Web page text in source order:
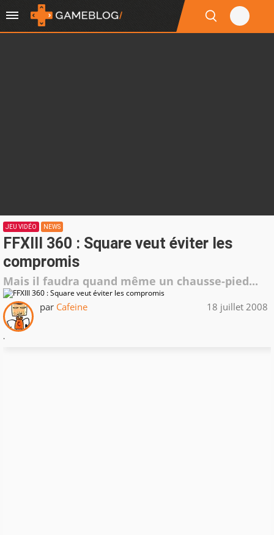
JEU VIDÉO NEWS
FFXIII 360 : Square veut éviter les
compromis
Mais il faudra quand même un chausse-pied...
par Cafeine 18 juillet 2008
.